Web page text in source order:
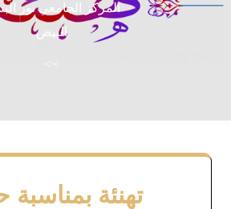
المركز الجامعي نور
البيض
>>
تهنئة